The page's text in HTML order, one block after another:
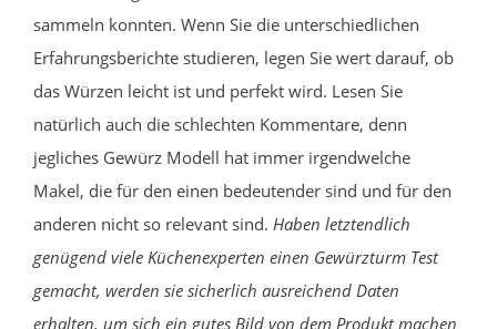
sammeln konnten. Wenn Sie die unterschiedlichen
Erfahrungsberichte studieren, legen Sie wert darauf, ob
das Würzen leicht ist und perfekt wird. Lesen Sie
natürlich auch die schlechten Kommentare, denn
jegliches Gewürz Modell hat immer irgendwelche
Makel, die für den einen bedeutender sind und für den
anderen nicht so relevant sind. Haben letztendlich
genügend viele Küchenexperten einen Gewürzturm Test
gemacht, werden sie sicherlich ausreichend Daten
erhalten, um sich ein gutes Bild von dem Produkt machen